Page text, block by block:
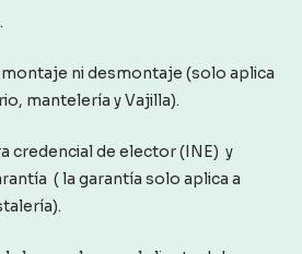
ni desmontaje (solo aplica
mantelería y Vajilla).
credencial de elector (INE) y
( la garantía solo aplica a